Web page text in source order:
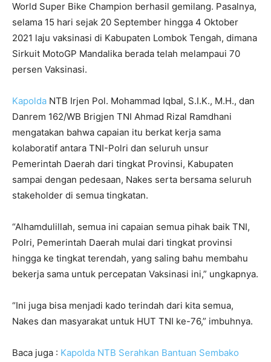
World Super Bike Champion berhasil gemilang. Pasalnya,
selama 15 hari sejak 20 September hingga 4 Oktober
2021 laju vaksinasi di Kabupaten Lombok Tengah, dimana
Sirkuit MotoGP Mandalika berada telah melampaui 70
persen Vaksinasi.
Kapolda NTB Irjen Pol. Mohammad Iqbal, S.I.K., M.H., dan
Danrem 162/WB Brigjen TNI Ahmad Rizal Ramdhani
mengatakan bahwa capaian itu berkat kerja sama
kolaboratif antara TNI-Polri dan seluruh unsur
Pemerintah Daerah dari tingkat Provinsi, Kabupaten
sampai dengan pedesaan, Nakes serta bersama seluruh
stakeholder di semua tingkatan.
“Alhamdulillah, semua ini capaian semua pihak baik TNI,
Polri, Pemerintah Daerah mulai dari tingkat provinsi
hingga ke tingkat terendah, yang saling bahu membahu
bekerja sama untuk percepatan Vaksinasi ini,” ungkapnya.
“Ini juga bisa menjadi kado terindah dari kita semua,
Nakes dan masyarakat untuk HUT TNI ke-76,” imbuhnya.
Baca juga : Kapolda NTB Serahkan Bantuan Sembako